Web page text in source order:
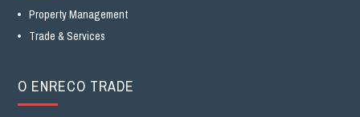
Property Management
Trade & Services
O ENRECO TRADE